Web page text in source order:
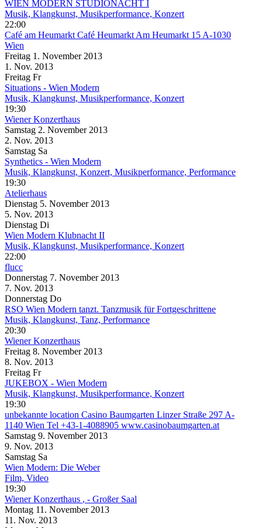
WIEN MODERN STUDIONACHT I
Musik, Klangkunst, Musikperformance, Konzert
22:00
Café am Heumarkt Café Heumarkt Am Heumarkt 15 A-1030
Wien
Freitag 1. November 2013
1. Nov. 2013
Freitag Fr
Situations - Wien Modern
Musik, Klangkunst, Musikperformance, Konzert
19:30
Wiener Konzerthaus
Samstag 2. November 2013
2. Nov. 2013
Samstag Sa
Synthetics - Wien Modern
Musik, Klangkunst, Konzert, Musikperformance, Performance
19:30
Atelierhaus
Dienstag 5. November 2013
5. Nov. 2013
Dienstag Di
Wien Modern Klubnacht II
Musik, Klangkunst, Musikperformance, Konzert
22:00
flucc
Donnerstag 7. November 2013
7. Nov. 2013
Donnerstag Do
RSO Wien Modern tanzt. Tanzmusik für Fortgeschrittene
Musik, Klangkunst, Tanz, Performance
20:30
Wiener Konzerthaus
Freitag 8. November 2013
8. Nov. 2013
Freitag Fr
JUKEBOX - Wien Modern
Musik, Klangkunst, Musikperformance, Konzert
19:30
unbekannte location Casino Baumgarten Linzer Straße 297 A-
1140 Wien Tel +43-1-4088905 www.casinobaumgarten.at
Samstag 9. November 2013
9. Nov. 2013
Samstag Sa
Wien Modern: Die Weber
Film, Video
19:30
Wiener Konzerthaus , - Großer Saal
Montag 11. November 2013
11. Nov. 2013